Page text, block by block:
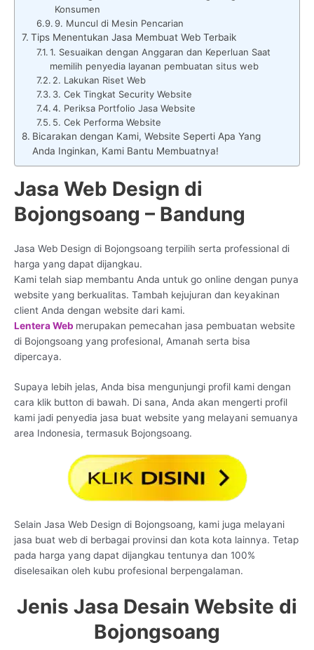
Konsumen
9. Muncul di Mesin Pencarian
Tips Menentukan Jasa Membuat Web Terbaik
1. Sesuaikan dengan Anggaran dan Keperluan Saat
memilih penyedia layanan pembuatan situs web
2. Lakukan Riset Web
3. Cek Tingkat Security Website
4. Periksa Portfolio Jasa Website
5. Cek Performa Website
Bicarakan dengan Kami, Website Seperti Apa Yang
Anda Inginkan, Kami Bantu Membuatnya!
Jasa Web Design di
Bojongsoang – Bandung
Jasa Web Design di Bojongsoang terpilih serta professional di
harga yang dapat dijangkau.
Kami telah siap membantu Anda untuk go online dengan punya
website yang berkualitas. Tambah kejujuran dan keyakinan
client Anda dengan website dari kami.
Lentera Web merupakan pemecahan jasa pembuatan website
di Bojongsoang yang profesional, Amanah serta bisa
dipercaya.
Supaya lebih jelas, Anda bisa mengunjungi profil kami dengan
cara klik button di bawah. Di sana, Anda akan mengerti profil
kami jadi penyedia jasa buat website yang melayani semuanya
area Indonesia, termasuk Bojongsoang.
Selain Jasa Web Design di Bojongsoang, kami juga melayani
jasa buat web di berbagai provinsi dan kota kota lainnya. Tetap
pada harga yang dapat dijangkau tentunya dan 100%
diselesaikan oleh kubu profesional berpengalaman.
Jenis Jasa Desain Website di
Bojongsoang